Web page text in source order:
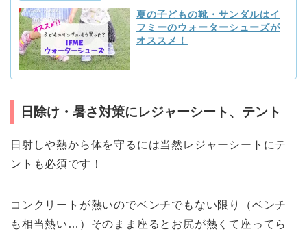
夏の子どもの靴・サンダルはイ
フミーのウォーターシューズが
オススメ！
日除け・暑さ対策にレジャーシート、テント
日射しや熱から体を守るには当然レジャーシートにテ
ントも必須です！
コンクリートが熱いのでベンチでもない限り（ベンチ
も相当熱い…）そのまま座るとお尻が熱くて座ってら